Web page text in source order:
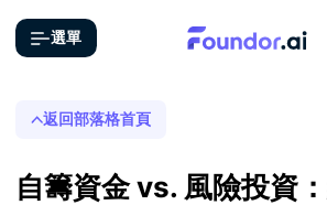
選單
返回部落格首頁
自籌資金 vs. 風險投資